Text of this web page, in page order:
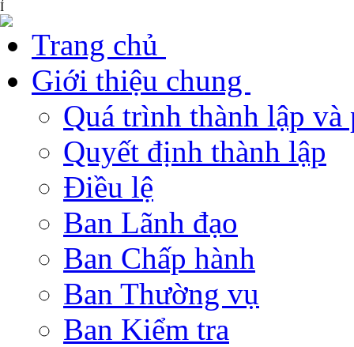
Ỉ
Trang chủ
Giới thiệu chung
Quá trình thành lập và
Quyết định thành lập
Điều lệ
Ban Lãnh đạo
Ban Chấp hành
Ban Thường vụ
Ban Kiểm tra